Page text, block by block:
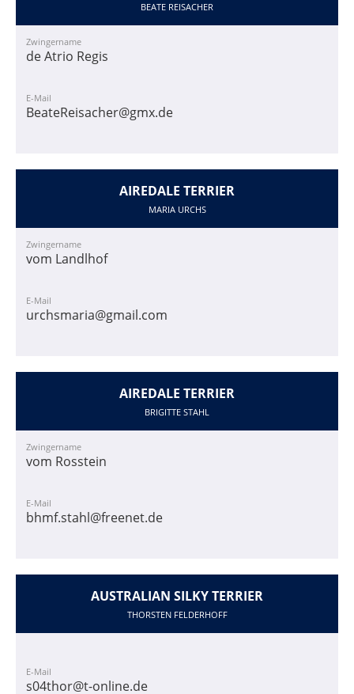
BEATE REISACHER
Zwingername
de Atrio Regis
E-Mail
BeateReisacher@gmx.de
AIREDALE TERRIER
MARIA URCHS
Zwingername
vom Landlhof
E-Mail
urchsmaria@gmail.com
AIREDALE TERRIER
BRIGITTE STAHL
Zwingername
vom Rosstein
E-Mail
bhmf.stahl@freenet.de
AUSTRALIAN SILKY TERRIER
THORSTEN FELDERHOFF
E-Mail
s04thor@t-online.de